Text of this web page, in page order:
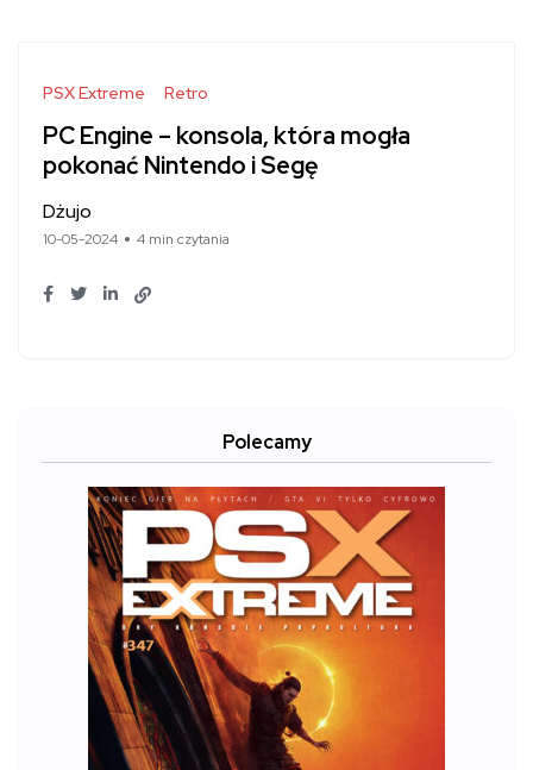
PSX Extreme Retro
PC Engine – konsola, która mogła
pokonać Nintendo i Segę
Dżujo
10-05-2024 4 min czytania
Polecamy